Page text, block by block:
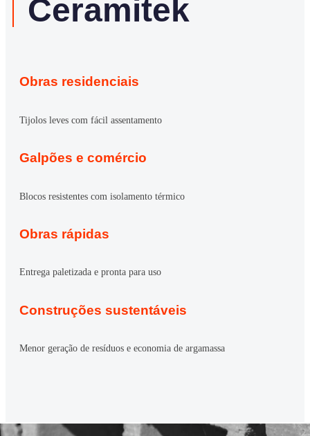
Ceramitek
Obras residenciais
Tijolos leves com fácil assentamento
Galpões e comércio
Blocos resistentes com isolamento térmico
Obras rápidas
Entrega paletizada e pronta para uso
Construções sustentáveis
Menor geração de resíduos e economia de argamassa